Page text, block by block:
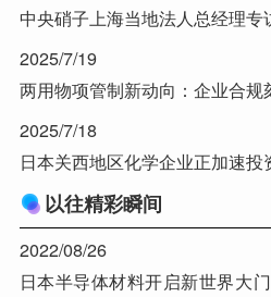
中央硝子上海当地法人总经理
2025/7/19
两用物项管制新动向：企业合规
2025/7/18
日本关西地区化学企业正加速
以往精彩瞬间
2022/08/26
日本半导体材料开启新世界大